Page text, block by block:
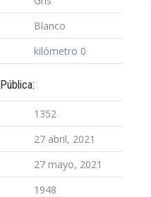
Blanco
kilómetro 0
Pública:
1352
27 abril, 2021
27 mayo, 2021
1948